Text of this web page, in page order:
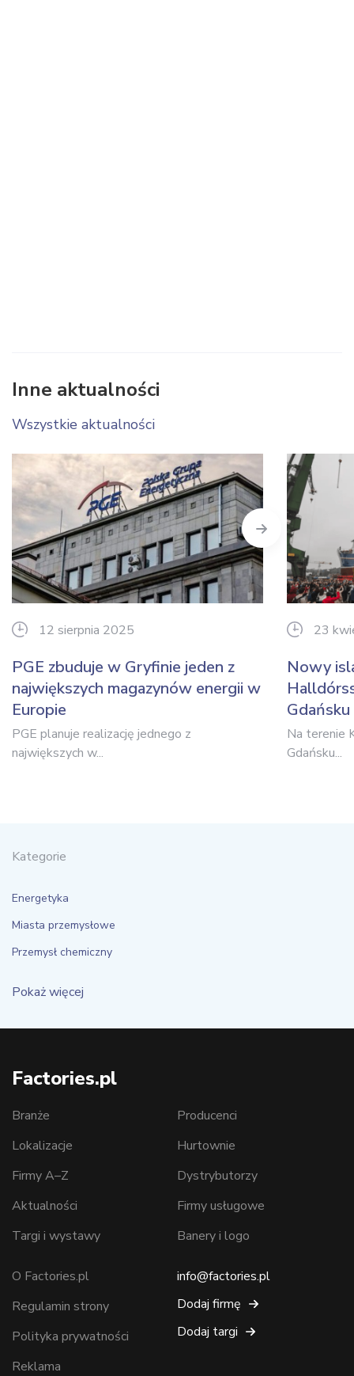
Inne aktualności
Wszystkie aktualności
12 sierpnia 2025
PGE zbuduje w Gryfinie jeden z
największych magazynów energii w
Europie
PGE planuje realizację jednego z
największych w...
23
Nowy
Gdańsku
Na terenie
Gdańsku...
Next
Kategorie
Energetyka
Miasta przemysłowe
Przemysł chemiczny
Pokaż więcej
Factories.pl
Branże
Lokalizacje
Firmy A–Z
Aktualności
Targi i wystawy
Producenci
Hurtownie
Dystrybutorzy
Firmy usługowe
Banery i logo
O Factories.pl
Regulamin strony
Polityka prywatności
Reklama
info@factories.pl
Dodaj firmę
Dodaj targi